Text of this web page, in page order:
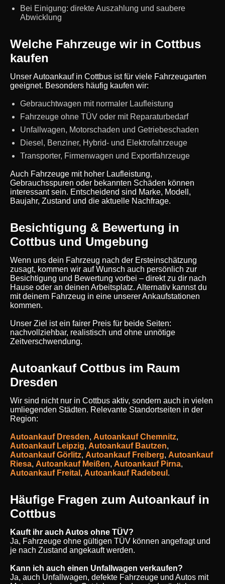
Bei Einigung: direkte Auszahlung und saubere
Abwicklung
Welche Fahrzeuge wir in Cottbus
kaufen
Unser Autoankauf in Cottbus ist für viele Fahrzeugarten
geeignet. Besonders häufig kaufen wir:
Gebrauchtwagen mit normaler Laufleistung
Fahrzeuge ohne TÜV oder mit Reparaturbedarf
Unfallwagen, Motorschaden und Getriebeschaden
Diesel, Benziner, Hybrid- und Elektrofahrzeuge
Transporter, Firmenwagen und Exportfahrzeuge
Auch Fahrzeuge mit hoher Laufleistung,
Gebrauchsspuren oder bekannten Schäden können
interessant sein. Entscheidend sind Marke, Modell,
Baujahr, Zustand und die aktuelle Nachfrage.
Besichtigung & Bewertung in
Cottbus und Umgebung
Wenn uns dein Fahrzeug nach der Ersteinschätzung
zusagt, kommen wir auf Wunsch auch persönlich zur
Besichtigung und Bewertung vorbei – direkt zu dir nach
Hause oder an deinen Arbeitsplatz. Alternativ kannst du
mit deinem Fahrzeug in eine unserer Ankaufstationen
kommen.
Unser Ziel ist ein fairer Preis für beide Seiten:
nachvollziehbar, realistisch und ohne unnötige
Zeitverschwendung.
Autoankauf Cottbus im Raum
Dresden
Wir sind nicht nur in Cottbus aktiv, sondern auch in vielen
umliegenden Städten. Relevante Standortseiten in der
Region:
Autoankauf Dresden, Autoankauf Chemnitz,
Autoankauf Leipzig, Autoankauf Bautzen,
Autoankauf Görlitz, Autoankauf Freiberg, Autoankauf
Riesa, Autoankauf Meißen, Autoankauf Pirna,
Autoankauf Freital , Autoankauf Radebeul .
Häufige Fragen zum Autoankauf in
Cottbus
Kauft ihr auch Autos ohne TÜV?
Ja, Fahrzeuge ohne gültigen TÜV können angefragt und
je nach Zustand angekauft werden.
Kann ich auch einen Unfallwagen verkaufen?
Ja, auch Unfallwagen, defekte Fahrzeuge und Autos mit